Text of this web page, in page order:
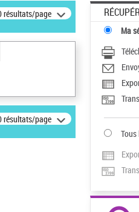
résultats/page
résultats/page
Ma